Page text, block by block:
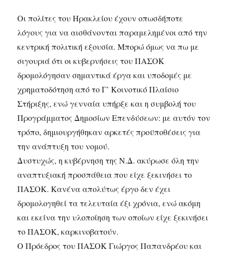
Οι πολίτες του Ηρακλείου έχουν οπωσδήποτε
λόγους για να αισθάνονται παραμελημένοι από την
κεντρική πολιτική εξουσία. Μπορώ όμως να πω με
σιγουριά ότι οι κυβερνήσεις του ΠΑΣΟΚ
δρομολόγησαν σημαντικά έργα και υποδομές με
χρηματοδότηση από το Γ’ Κοινοτικό Πλαίσιο
Στήριξης, ενώ γενναία υπήρξε και η συμβολή του
Προγράμματος Δημοσίων Επενδύσεων: με αυτόν τον
τρόπο, δημιουργήθηκαν αρκετές προϋποθέσεις για
την ανάπτυξη του νομού.
Δυστυχώς, η κυβέρνηση της Ν.Δ. ακύρωσε όλη την
αναπτυξιακή προσπάθεια που είχε ξεκινήσει το
ΠΑΣΟΚ. Κανένα απολύτως έργο δεν έχει
δρομολογηθεί τα τελευταία έξι χρόνια, ενώ ακόμη
και εκείνα την υλοποίηση των οποίων είχε ξεκινήσει
το ΠΑΣΟΚ, καρκινοβατούν.
Ο Πρόεδρος του ΠΑΣΟΚ Γιώργος Παπανδρέου και